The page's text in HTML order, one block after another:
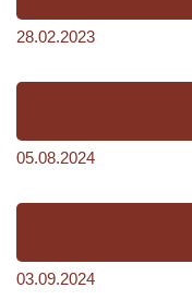
28.02.2023
05.08.2024
03.09.2024